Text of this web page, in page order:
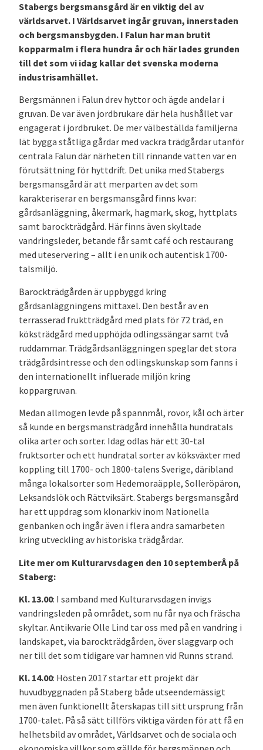
Stabergs bergsmansgård är en viktig del av
världsarvet. I Världsarvet ingår gruvan, innerstaden
och bergsmansbygden. I Falun har man brutit
kopparmalm i flera hundra år och här lades grunden
till det som vi idag kallar det svenska moderna
industrisamhället.
Bergsmännen i Falun drev hyttor och ägde andelar i
gruvan. De var även jordbrukare där hela hushållet var
engagerat i jordbruket. De mer välbeställda familjerna
lät bygga ståtliga gårdar med vackra trädgårdar utanför
centrala Falun där närheten till rinnande vatten var en
förutsättning för hyttdrift. Det unika med Stabergs
bergsmansgård är att merparten av det som
karakteriserar en bergsmansgård finns kvar:
gårdsanläggning, åkermark, hagmark, skog, hyttplats
samt barockträdgård. Här finns även skyltade
vandringsleder, betande får samt café och restaurang
med uteservering – allt i en unik och autentisk 1700-
talsmiljö.
Barockträdgården är uppbyggd kring
gårdsanläggningens mittaxel. Den består av en
terrasserad fruktträdgård med plats för 72 träd, en
köksträdgård med upphöjda odlingssängar samt två
ruddammar. Trädgårdsanläggningen speglar det stora
trädgårdsintresse och den odlingskunskap som fanns i
den internationellt influerade miljön kring
koppargruvan.
Medan allmogen levde på spannmål, rovor, kål och ärter
så kunde en bergsmansträdgård innehålla hundratals
olika arter och sorter. Idag odlas här ett 30-tal
fruktsorter och ett hundratal sorter av köksväxter med
koppling till 1700- och 1800-talens Sverige, däribland
många lokalsorter som Hedemoraäpple, Solleröpäron,
Leksandslök och Rättviksärt. Stabergs bergsmansgård
har ett uppdrag som klonarkiv inom Nationella
genbanken och ingår även i flera andra samarbeten
kring utveckling av historiska trädgårdar.
Lite mer om Kulturarvsdagen den 10 septemberÂ på
Staberg:
Kl. 13.00: I samband med Kulturarvsdagen invigs
vandringsleden på området, som nu får nya och fräscha
skyltar. Antikvarie Olle Lind tar oss med på en vandring i
landskapet, via barockträdgården, över slaggvarp och
ner till det som tidigare var hamnen vid Runns strand.
Kl. 14.00: Hösten 2017 startar ett projekt där
huvudbyggnaden på Staberg både utseendemässigt
men även funktionellt återskapas till sitt ursprung från
1700-talet. På så sätt tillförs viktiga värden för att få en
helhetsbild av området, Världsarvet och de sociala och